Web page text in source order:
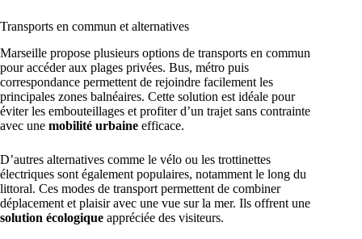
Transports en commun et alternatives
Marseille propose plusieurs options de transports en commun
pour accéder aux plages privées. Bus, métro puis
correspondance permettent de rejoindre facilement les
principales zones balnéaires. Cette solution est idéale pour
éviter les embouteillages et profiter d’un trajet sans contrainte
avec une mobilité urbaine efficace.
D’autres alternatives comme le vélo ou les trottinettes
électriques sont également populaires, notamment le long du
littoral. Ces modes de transport permettent de combiner
déplacement et plaisir avec une vue sur la mer. Ils offrent une
solution écologique appréciée des visiteurs.